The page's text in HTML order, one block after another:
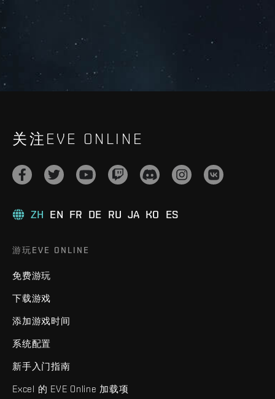
关注EVE ONLINE
ZH EN FR DE RU JA KO ES
游玩EVE ONLINE
免费游玩
下载游戏
添加游戏时间
系统配置
新手入门指南
Excel 的 EVE Online 加载项